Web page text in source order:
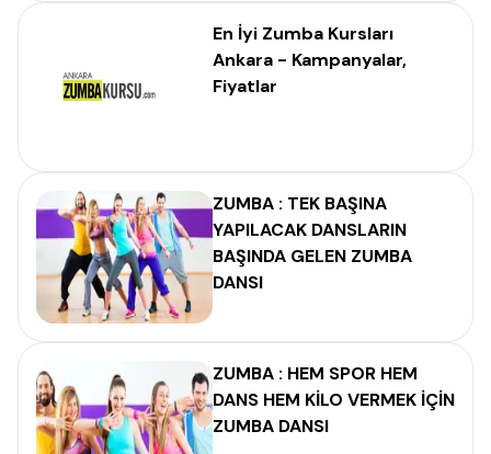
En İyi Zumba Kursları
Ankara - Kampanyalar,
Fiyatlar
ZUMBA : TEK BAŞINA
YAPILACAK DANSLARIN
BAŞINDA GELEN ZUMBA
DANSI
ZUMBA : HEM SPOR HEM
DANS HEM KİLO VERMEK İÇİN
ZUMBA DANSI